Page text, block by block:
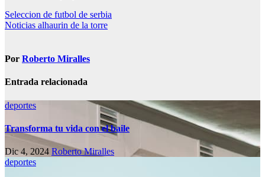
Navegación
de
Seleccion de futbol de serbia
Noticias alhaurin de la torre
Por Roberto Miralles
Entrada relacionada
deportes
Transforma tu vida con el baile
Dic 4, 2024 Roberto Miralles
deportes